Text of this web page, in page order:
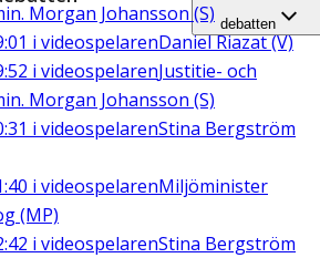
Morgan Johansson (S)
i videospelarenDaniel Riazat (V)
i videospelarenJustitie- och
Morgan Johansson (S)
i videospelarenStina Bergström
i videospelarenMiljöminister
(MP)
i videospelarenStina Bergström
debatten